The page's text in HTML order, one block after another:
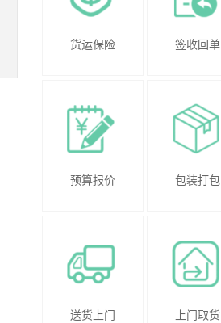
货运保险 签收回单
预算报价 包装打包
送货上门 上门取货